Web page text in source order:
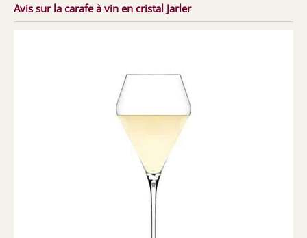
Avis sur la carafe à vin en cristal Jarler